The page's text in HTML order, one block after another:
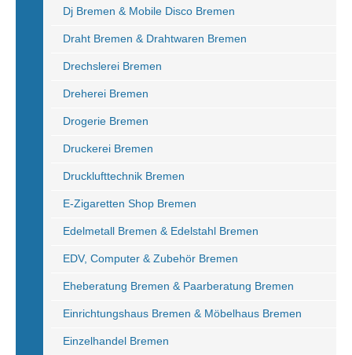
Dj Bremen & Mobile Disco Bremen
Draht Bremen & Drahtwaren Bremen
Drechslerei Bremen
Dreherei Bremen
Drogerie Bremen
Druckerei Bremen
Drucklufttechnik Bremen
E-Zigaretten Shop Bremen
Edelmetall Bremen & Edelstahl Bremen
EDV, Computer & Zubehör Bremen
Eheberatung Bremen & Paarberatung Bremen
Einrichtungshaus Bremen & Möbelhaus Bremen
Einzelhandel Bremen